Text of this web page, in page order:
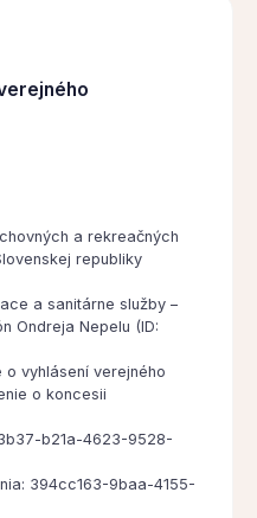
a rekreačných
republiky
a sanitárne služby –
Ondreja Nepelu (ID:
o vyhlásení verejného
o koncesii
b21a-4623-9528-
394cc163-9baa-4155-